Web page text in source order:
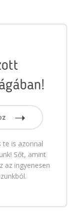
te is azonnal
Sőt, amint
az ingyenesen